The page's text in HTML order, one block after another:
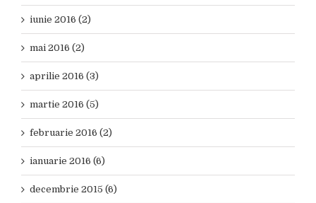
iunie 2016 (2)
mai 2016 (2)
aprilie 2016 (3)
martie 2016 (5)
februarie 2016 (2)
ianuarie 2016 (6)
decembrie 2015 (6)